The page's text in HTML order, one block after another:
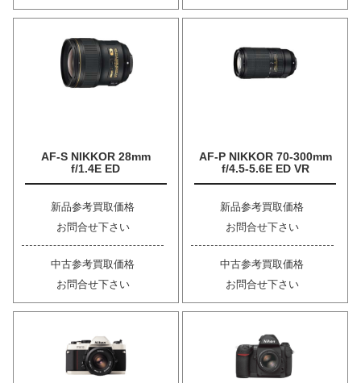
AF-S NIKKOR 28mm
f/1.4E ED
新品参考買取価格
お問合せ下さい
中古参考買取価格
お問合せ下さい
AF-P NIKKOR 70-300mm
f/4.5-5.6E ED VR
新品参考買取価格
お問合せ下さい
中古参考買取価格
お問合せ下さい